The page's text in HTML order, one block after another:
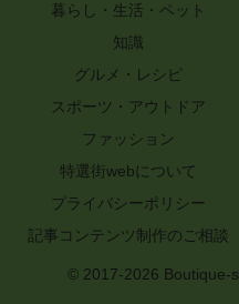
暮らし・生活・ペット
知識
グルメ・レシピ
スポーツ・アウトドア
ファッション
特選街webについて
プライバシーポリシー
記事コンテンツ制作のご相談
© 2017-2026 Boutique-